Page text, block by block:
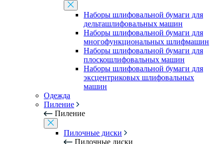
Наборы шлифовальной бумаги для
дельташлифовальных машин
Наборы шлифовальной бумаги для
многофункциональных шлифмашин
Наборы шлифовальной бумаги для
плоскошлифовальных машин
Наборы шлифовальной бумаги для
эксцентриковых шлифовальных
машин
Одежда
Пиление
Пиление
Пилочные диски
Пилочные диски